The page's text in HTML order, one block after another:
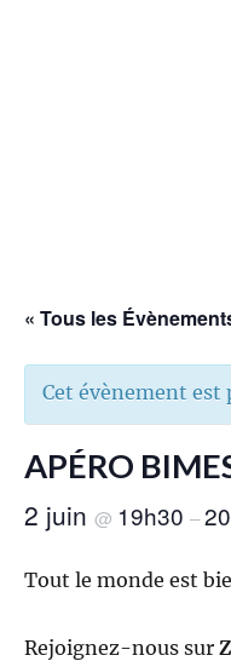
« Tous les
Cet évènement est
APÉRO
2 juin @ 19h30 –
Tout le monde est
Rejoignez-nous sur